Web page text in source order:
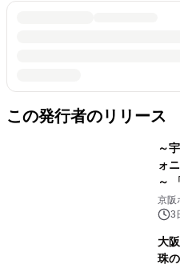
この発行者のリリース
～
ォ
～
京阪
3
大
珠